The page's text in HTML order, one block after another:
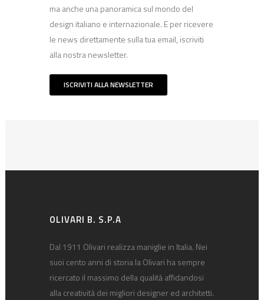
ma anche una panoramica sul mondo del
design italiano e internazionale. E per ricevere
le news direttamente sulla tua email, iscriviti
alla nostra newsletter.
ISCRIVITI ALLA NEWSLETTER
OLIVARI B. S.P.A
Dal 1911 Olivari realizza maniglie in Italia. Nei
suoi cento anni di storia la Olivari ha sempre
ricercato il massimo della qualità affidandosi
alla creatività dei migliori designer ed architetti.